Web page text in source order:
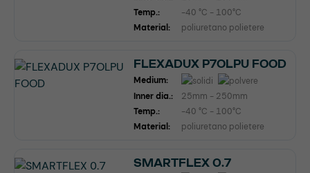
Temp.:
-40 °C - 100°C
Material:
poliuretano polietere
FLEXADUX P7OLPU FOOD
Medium:
Inner dia.:
25mm - 250mm
Temp.:
-40 °C - 100°C
Material:
poliuretano polietere
SMARTFLEX 0.7